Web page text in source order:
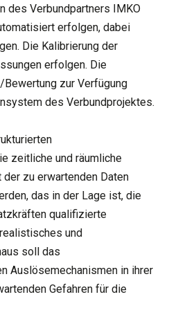
des Verbundpartners IMKO
erfolgen, dabei
Die Kalibrierung der
erfolgen. Die
zur Verfügung
des Verbundprojektes.
zeitliche und räumliche
zu erwartenden Daten
das in der Lage ist, die
qualifizierte
und
soll das
Auslösemechanismen in ihrer
Gefahren für die